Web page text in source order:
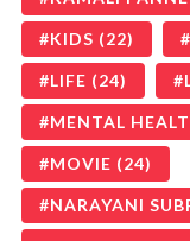
KIDS (22)
LIFE (24)
MENTAL
MOVIE (24)
NARAYANI